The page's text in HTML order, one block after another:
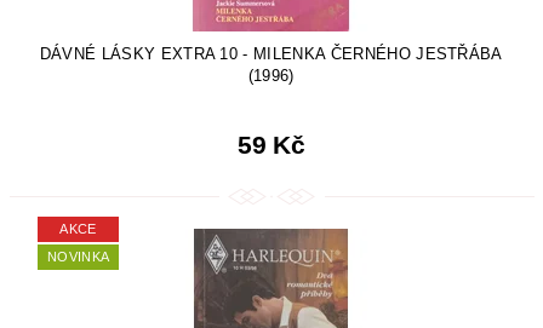
DÁVNÉ LÁSKY EXTRA 10 - MILENKA ČERNÉHO JESTŘÁBA
(1996)
59 Kč
AKCE
NOVINKA